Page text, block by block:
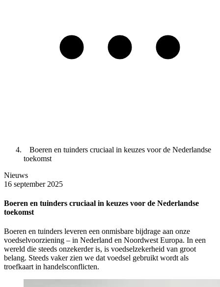
Boeren en tuinders cruciaal in keuzes voor de Nederlandse
toekomst
Nieuws
16 september 2025
Boeren en tuinders cruciaal in keuzes voor de Nederlandse
toekomst
Boeren en tuinders leveren een onmisbare bijdrage aan onze
voedselvoorziening – in Nederland en Noordwest Europa. In een
wereld die steeds onzekerder is, is voedselzekerheid van groot
belang. Steeds vaker zien we dat voedsel gebruikt wordt als
troefkaart in handelsconflicten.